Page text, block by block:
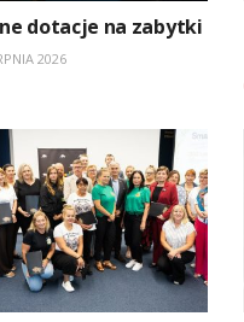
dotacje na zabytki
2026